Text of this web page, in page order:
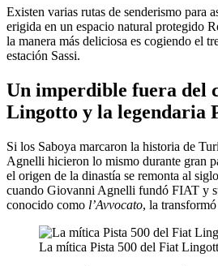
Existen varias rutas de senderismo para
erigida en un espacio natural protegido
la manera más deliciosa es cogiendo el
estación Sassi.
Un imperdible fuera del
Lingotto y la legendaria
Si los Saboya marcaron la historia de
Agnelli hicieron lo mismo durante gran
el origen de la dinastía se remonta al
cuando Giovanni Agnelli fundó FIAT y
conocido como l’Avvocato, la
La mítica Pista 500 del Fiat